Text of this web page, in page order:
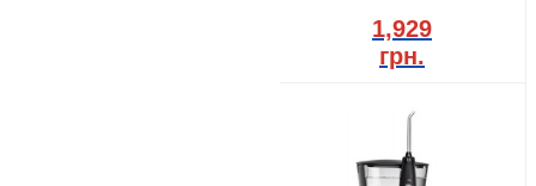
1,929
грн.